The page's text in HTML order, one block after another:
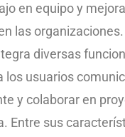
en equipo y
las organizaciones.
diversas
los usuarios
y colaborar en
Entre sus